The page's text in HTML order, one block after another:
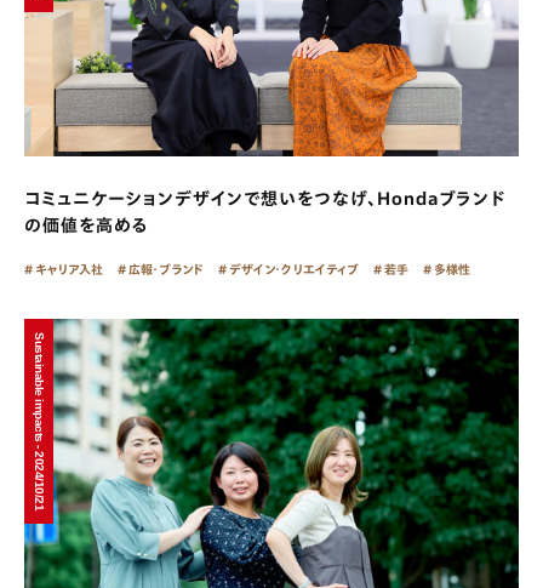
コミュニケーションデザインで想いをつなげ、Hondaブランド
の価値を高める
キャリア入社 広報・ブランド デザイン・クリエイティブ 若手 多様性
Sustainable impacts - 2024/10/21